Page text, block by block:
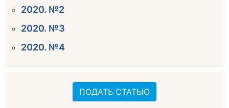
ПОДАТЬ СТАТЬЮ
2020. №2
2020. №3
2020. №4